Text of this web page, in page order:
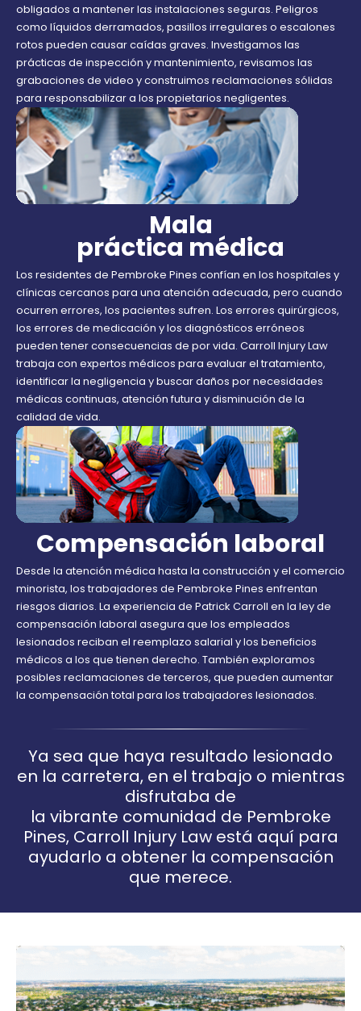
obligados a mantener las instalaciones seguras. Peligros
como líquidos derramados, pasillos irregulares o escalones
rotos pueden causar caídas graves. Investigamos las
prácticas de inspección y mantenimiento, revisamos las
grabaciones de video y construimos reclamaciones sólidas
para responsabilizar a los propietarios negligentes.
Mala
práctica médica
Los residentes de Pembroke Pines confían en los hospitales y
clínicas cercanos para una atención adecuada, pero cuando
ocurren errores, los pacientes sufren. Los errores quirúrgicos,
los errores de medicación y los diagnósticos erróneos
pueden tener consecuencias de por vida. Carroll Injury Law
trabaja con expertos médicos para evaluar el tratamiento,
identificar la negligencia y buscar daños por necesidades
médicas continuas, atención futura y disminución de la
calidad de vida.
Compensación laboral
Desde la atención médica hasta la construcción y el comercio
minorista, los trabajadores de Pembroke Pines enfrentan
riesgos diarios. La experiencia de Patrick Carroll en la ley de
compensación laboral asegura que los empleados
lesionados reciban el reemplazo salarial y los beneficios
médicos a los que tienen derecho. También exploramos
posibles reclamaciones de terceros, que pueden aumentar
la compensación total para los trabajadores lesionados.
Ya sea que haya resultado lesionado
en la carretera, en el trabajo o mientras
disfrutaba de
la vibrante comunidad de Pembroke
Pines, Carroll Injury Law está aquí para
ayudarlo a obtener la compensación
que merece.